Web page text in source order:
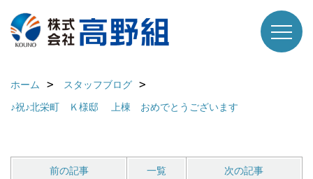
ホーム
スタッフブログ
♪祝♪北栄町 Ｋ様邸 上棟 おめでとうございます
前の記事 一覧 次の記事